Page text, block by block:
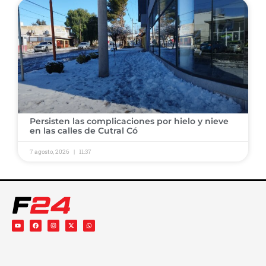
Persisten las complicaciones por hielo y nieve
en las calles de Cutral Có
7 agosto, 2026 11:37